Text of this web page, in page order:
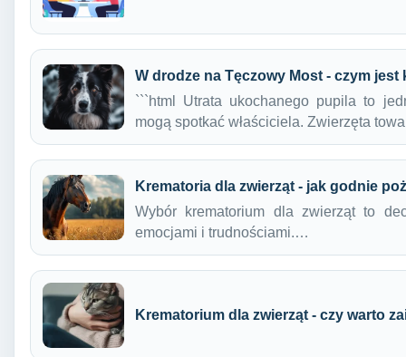
W drodze na Tęczowy Most - czym
```html Utrata ukochanego pupila to
mogą spotkać właściciela. Zwierzęta
Krematoria dla zwierząt - jak godnie
Wybór krematorium dla zwierząt to
emocjami i trudnościami.…
Krematorium dla zwierząt - czy warto